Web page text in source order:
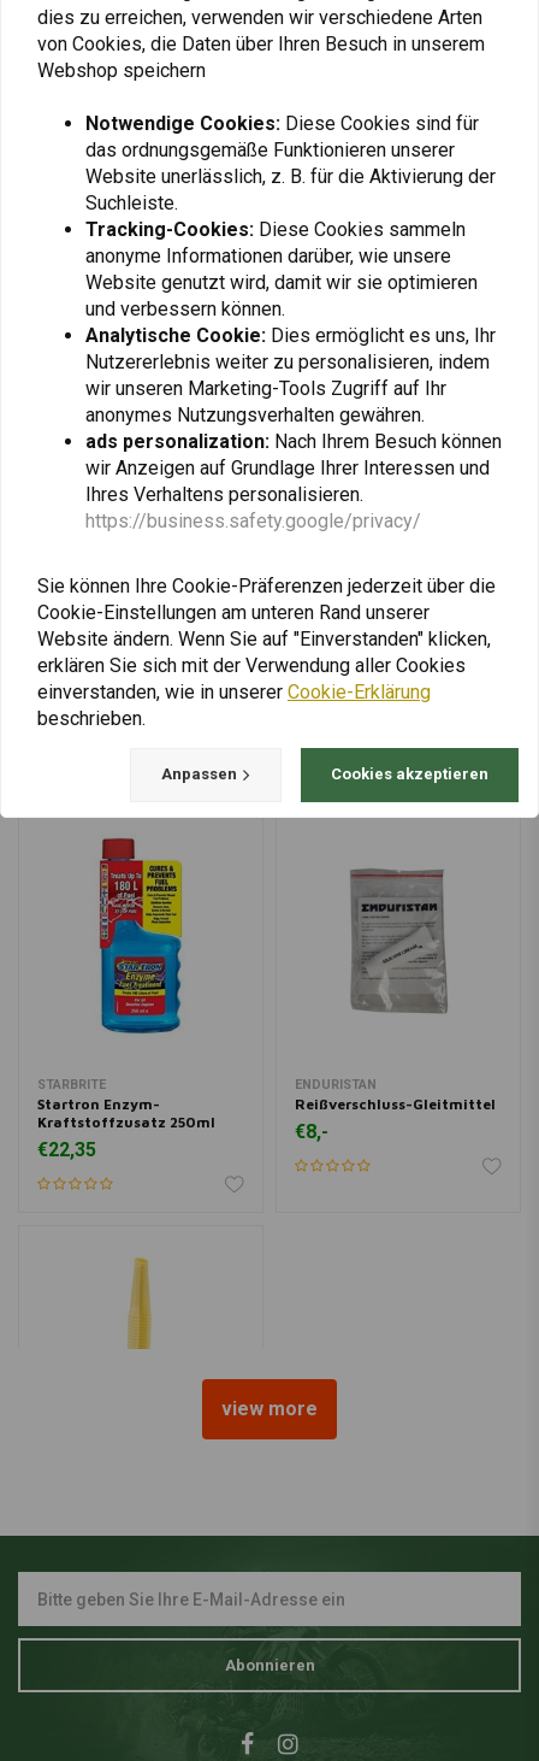
Ähnliche Produkte
CASTROL BEL-RAY
Mehr laden
STARBRITE
Startron Enzym-
Kraftstoffzusatz 250ml
€22,35
ENDURISTAN
Reißverschluss-Gleitmittel
€8,-
| Wähle eine Farbe
view more
Abonnieren
dies zu erreichen, verwenden wir verschiedene Arten
von Cookies, die Daten über Ihren Besuch in unserem
Webshop speichern
Notwendige Cookies: Diese Cookies sind für
das ordnungsgemäße Funktionieren unserer
Website unerlässlich, z. B. für die Aktivierung der
Suchleiste.
Tracking-Cookies: Diese Cookies sammeln
anonyme Informationen darüber, wie unsere
Website genutzt wird, damit wir sie optimieren
und verbessern können.
Analytische Cookie: Dies ermöglicht es uns, Ihr
Nutzererlebnis weiter zu personalisieren, indem
wir unseren Marketing-Tools Zugriff auf Ihr
anonymes Nutzungsverhalten gewähren.
ads personalization: Nach Ihrem Besuch können
wir Anzeigen auf Grundlage Ihrer Interessen und
Ihres Verhaltens personalisieren.
https://business.safety.google/privacy/
Sie können Ihre Cookie-Präferenzen jederzeit über die
Cookie-Einstellungen am unteren Rand unserer
Website ändern. Wenn Sie auf "Einverstanden" klicken,
erklären Sie sich mit der Verwendung aller Cookies
einverstanden, wie in unserer Cookie-Erklärung
beschrieben.
Anpassen Cookies akzeptieren